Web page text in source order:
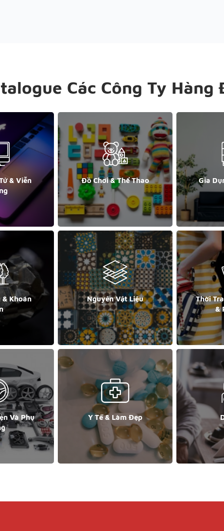
Các Công Ty Hàng
& Viễn
Đồ Chơi & Thể Thao Gia
& Khoán
Nguyên Vật Liệu
Thời
&
Và Phụ
Y Tế & Làm Đẹp